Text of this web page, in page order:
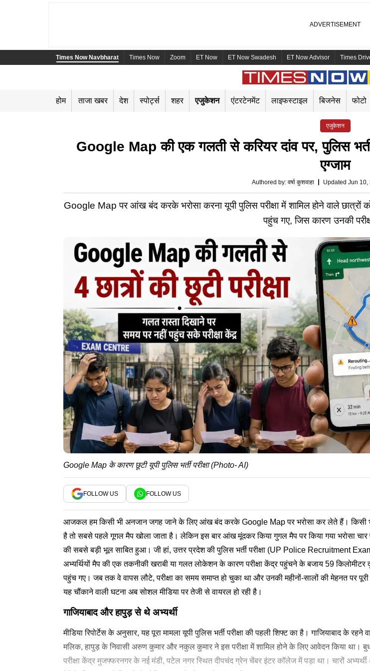
Times Now Navbharat Times Now Zoom ET Now ET Now Swadesh ET Now Advisor Times
होम ताजा खबर देश स्पोर्ट्स शहर एजुकेशन एंटरटेनमेंट लाइफस्टाइल बिजनेस फोटो
एजुकेशन
Google Map की एक गलती से करियर दांव पर, पुलिस
एग्जाम
Authored by: वर्षा कुशवाहा Updated Jun 10,
Google Map पर आंख बंद करके भरोसा करना यूपी पुलिस परीक्षा में शामिल होने वाले छात्रों
पहुंच गए, जिस कारण उनकी
Google Map के कारण छूटी यूपी पुलिस भर्ती परीक्षा (Photo- AI)
FOLLOW US FOLLOW US
आजकल हम किसी भी अनजान जगह जाने के लिए आंख बंद करके Google Map पर भरोसा कर लेते हैं। किसी
है तो सबसे पहले गूगल मैप खोला जाता है। लेकिन इस बार आंख मूंदकर किया गुगल मैप पर किया गया भरोसा चार
की सबसे बड़ी भूल साबित हुआ। जी हां, उत्तर प्रदेश की पुलिस भर्ती परीक्षा (UP Police Recruitment
अभ्यर्थियों मैप की एक तकनीकी खराबी या गलत लोकेशन के कारण परीक्षा केंद्र पहुंचने के बजाय 59
पहुंच गए। जब तक वे वापस लौटे, परीक्षा का समय समाप्त हो चुका था और उनकी महीनों-सालों की मेहनत पर पूरी
यह चौंकाने वाली घटना अब सोशल मीडिया पर तेजी से वायरल हो रही है।
गाजियाबाद और हापुड़ से थे अभ्यर्थी
मीडिया रिपोर्टेस के अनुसार, यह पूरा मामला यूपी पुलिस भर्ती परीक्षा की पहली शिफ्ट का है। गाजियाबाद के रहने
मलिक, हापुड़ के निवासी अरुण कुमार और नकुल कुमार ने इस परीक्षा में शामिल होने के लिए आवेदन किया था।
परीक्षा केंद्र मुजफ्फरनगर के नई मंडी, पटेल नगर स्थित दीपचंद ग्रेन चेंबर इंटर कॉलेज में पड़ा था। चारों अभ्यर्थी